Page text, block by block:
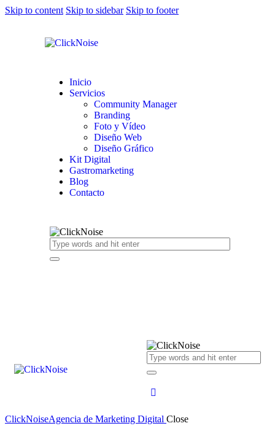
Skip to content Skip to sidebar Skip to footer
Inicio
Servicios
Community Manager
Branding
Foto y Vídeo
Diseño Web
Diseño Gráfico
Kit Digital
Gastromarketing
Blog
Contacto
ClickNoiseAgencia de Marketing Digital Close